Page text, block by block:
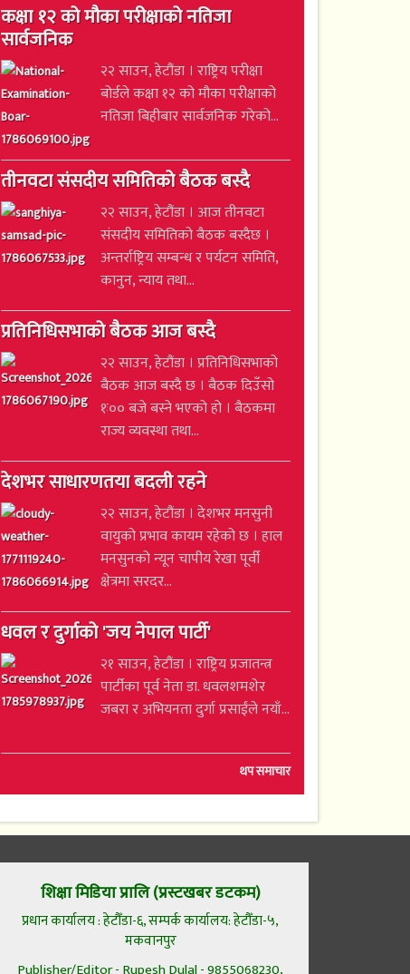
कक्षा १२ को मौका परीक्षाको नतिजा
सार्वजनिक
२२ साउन, हेटौंडा । राष्ट्रिय परीक्षा
बोर्डले कक्षा १२ को मौका परीक्षाको
नतिजा बिहीबार सार्वजनिक गरेको...
तीनवटा संसदीय समितिको बैठक बस्दै
२२ साउन, हेटौंडा । आज तीनवटा
संसदीय समितिको बैठक बस्दैछ ।
अन्तर्राष्ट्रिय सम्बन्ध र पर्यटन समिति,
कानुन, न्याय तथा...
प्रतिनिधिसभाको बैठक आज बस्दै
२२ साउन, हेटौंडा । प्रतिनिधिसभाको
बैठक आज बस्दै छ । बैठक दिउँसो
१ः०० बजे बस्ने भएको हो । बैठकमा
राज्य व्यवस्था तथा...
देशभर साधारणतया बदली रहने
२२ साउन, हेटौंडा । देशभर मनसुनी
वायुको प्रभाव कायम रहेको छ । हाल
मनसुनको न्यून चापीय रेखा पूर्वी
क्षेत्रमा सरदर...
धवल र दुर्गाको 'जय नेपाल पार्टी'
२१ साउन, हेटौंडा । राष्ट्रिय प्रजातन्त्र
पार्टीका पूर्व नेता डा. धवलशमशेर
जबरा र अभियनता दुर्गा प्रसाईंले नयाँ...
थप समाचार
शिक्षा मिडिया प्रालि (प्रस्टखबर डटकम)
प्रधान कार्यालय : हेटौँडा-६, सम्पर्क कार्यालय: हेटौँडा-५,
मकवानपुर